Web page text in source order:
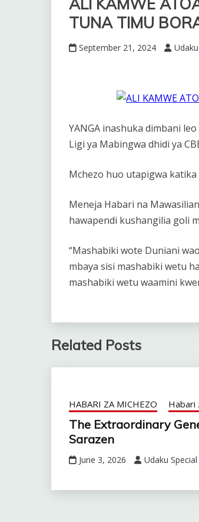
TUNA TIMU
September 21, 2024
YANGA inashuka dimbani
Ligi ya Mabingwa dhidi ya
Mchezo huo utapigwa katika
Meneja Habari na
hawapendi kushangilia goli
“Mashabiki wote Duniani
mbaya sisi mashabiki wetu
mashabiki wetu waamini
Related Posts
HABARI ZA MICHEZO Habari
The Extraordinary
Sarazen
June 3, 2026 Udaku Special